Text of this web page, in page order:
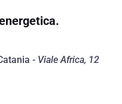
- Viale Africa, 12